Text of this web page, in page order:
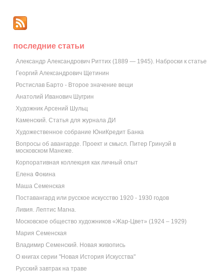
последние статьи
Александр Александрович Риттих (1889 — 1945). Наброски к статье
Георгий Александрович Щетинин
Ростислав Барто - Второе значение вещи
Анатолий Иванович Шугрин
Художник Арсений Шульц
Каменский. Статья для журнала ДИ
Художественное собрание ЮниКредит Банка
Вопросы об авангарде. Проект и смысл. Питер Гринуэй в
московском Манеже.
Корпоративная коллекция как личный опыт
Елена Фокина
Маша Семенская
Поставангард или русское искусство 1920 - 1930 годов
Ливия. Лептис Магна.
Московское общество художников «Жар-Цвет» (1924 – 1929)
Мария Семенская
Владимир Семенский. Новая живопись
О книгах серии "Новая История Искусства"
Русский завтрак на траве